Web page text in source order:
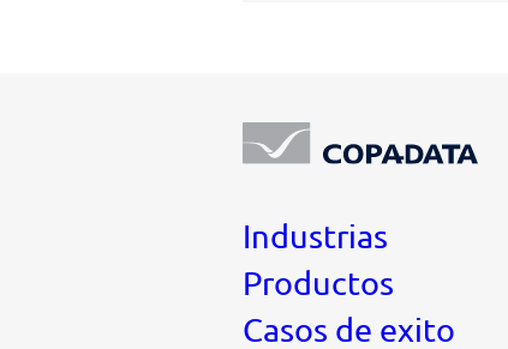
Industrias
Productos
Casos de exito